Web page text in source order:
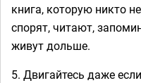
книга, которую никто
спорят, читают,
живут дольше.
5. Двигайтесь даже